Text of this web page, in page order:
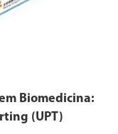
Biomedicina:
(UPT)